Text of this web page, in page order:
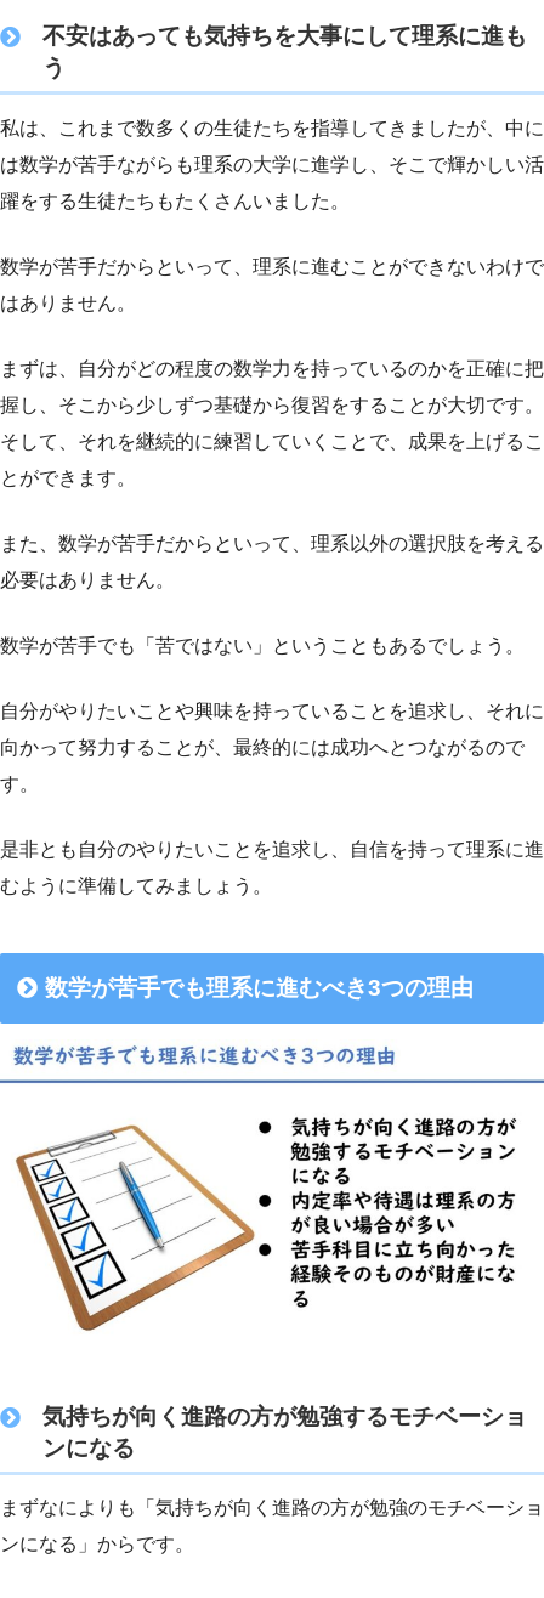
不安はあっても気持ちを大事にして理系に進も
う
私は、これまで数多くの生徒たちを指導してきましたが、中に
は数学が苦手ながらも理系の大学に進学し、そこで輝かしい活
躍をする生徒たちもたくさんいました。
数学が苦手だからといって、理系に進むことができないわけで
はありません。
まずは、自分がどの程度の数学力を持っているのかを正確に把
握し、そこから少しずつ基礎から復習をすることが大切です。
そして、それを継続的に練習していくことで、成果を上げるこ
とができます。
また、数学が苦手だからといって、理系以外の選択肢を考える
必要はありません。
数学が苦手でも「苦ではない」ということもあるでしょう。
自分がやりたいことや興味を持っていることを追求し、それに
向かって努力することが、最終的には成功へとつながるので
す。
是非とも自分のやりたいことを追求し、自信を持って理系に進
むように準備してみましょう。
数学が苦手でも理系に進むべき3つの理由
気持ちが向く進路の方が勉強するモチベーショ
ンになる
まずなによりも「気持ちが向く進路の方が勉強のモチベーショ
ンになる」からです。